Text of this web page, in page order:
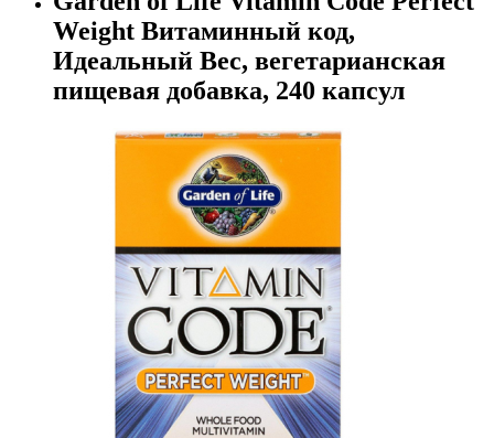
Weight Витаминный код,
Идеальный Вес, вегетарианская
пищевая добавка, 240 капсул